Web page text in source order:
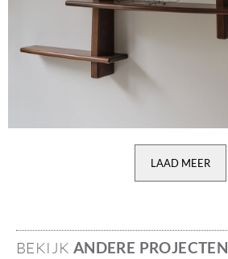
LAAD MEER
BEKIJK ANDERE PROJECTEN